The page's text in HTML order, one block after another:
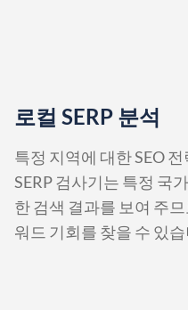
로컬 SERP 분석
특정 지역에 대한 SEO
SERP 검사기는 특정 국
한 검색 결과를 보여 주
워드 기회를 찾을 수 있